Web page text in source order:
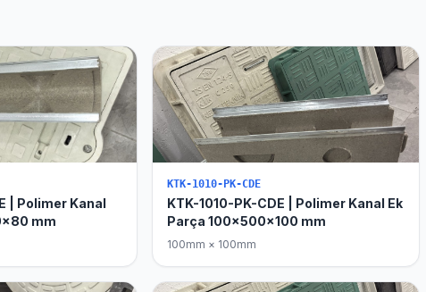
| Polimer Kanal
mm
KTK-1010-PK-CDE
KTK-1010-PK-CDE | Polimer Kanal Ek
Parça 100x500x100 mm
100mm × 100mm